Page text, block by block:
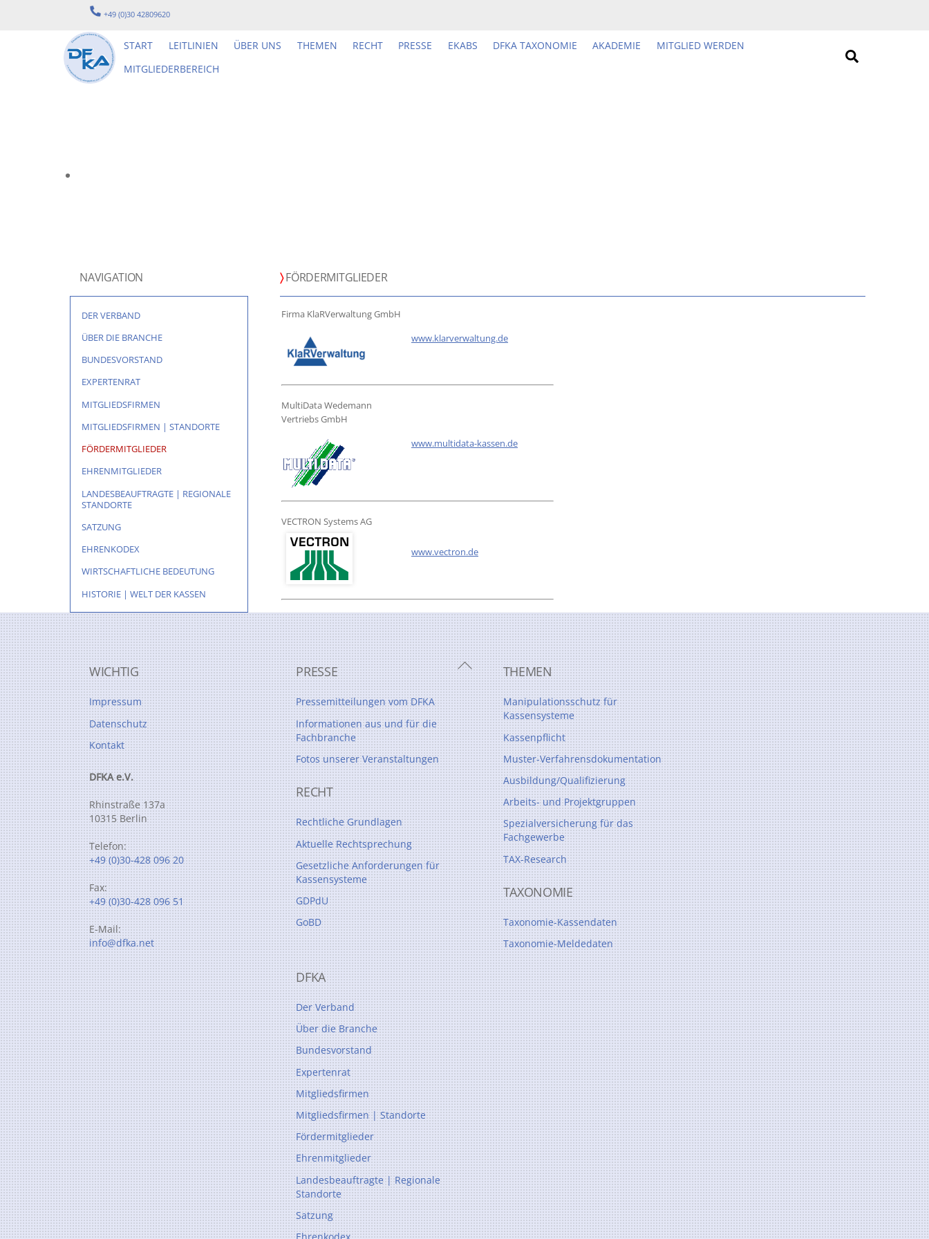
+49 (0)30 42809620
START LEITLINIEN ÜBER UNS THEMEN RECHT PRESSE EKABS DFKA TAXONOMIE AKADEMIE
MITGLIED WERDEN
MITGLIEDERBEREICH
NAVIGATION
DER VERBAND
ÜBER DIE BRANCHE
BUNDESVORSTAND
EXPERTENRAT
MITGLIEDSFIRMEN
MITGLIEDSFIRMEN | STANDORTE
FÖRDERMITGLIEDER
EHRENMITGLIEDER
LANDESBEAUFTRAGTE | REGIONALE
STANDORTE
SATZUNG
EHRENKODEX
WIRTSCHAFTLICHE BEDEUTUNG
HISTORIE | WELT DER KASSEN
〉FÖRDERMITGLIEDER
Firma KlaRVerwaltung GmbH
www.klarverwaltung.de
MultiData Wedemann
Vertriebs GmbH
www.multidata-kassen.de
VECTRON Systems AG
www.vectron.de
Back
To
Top
WICHTIG
Impressum
Datenschutz
Kontakt
DFKA e.V.
Rhinstraße 137a
10315 Berlin
Telefon:
+49 (0)30-428 096 20
Fax:
+49 (0)30-428 096 51
E-Mail:
info@dfka.net
PRESSE
Pressemitteilungen vom DFKA
Informationen aus und für die
Fachbranche
Fotos unserer Veranstaltungen
RECHT
Rechtliche Grundlagen
Aktuelle Rechtsprechung
Gesetzliche Anforderungen für
Kassensysteme
GDPdU
GoBD
THEMEN
Manipulationsschutz für
Kassensysteme
Kassenpflicht
Muster-Verfahrensdokumentation
Ausbildung/Qualifizierung
Arbeits- und Projektgruppen
Spezialversicherung für das
Fachgewerbe
TAX-Research
TAXONOMIE
Taxonomie-Kassendaten
Taxonomie-Meldedaten
DFKA
Der Verband
Über die Branche
Bundesvorstand
Expertenrat
Mitgliedsfirmen
Mitgliedsfirmen | Standorte
Fördermitglieder
Ehrenmitglieder
Landesbeauftragte | Regionale
Standorte
Satzung